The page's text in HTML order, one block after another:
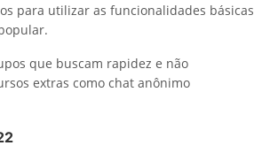
para utilizar as funcionalidades básicas
que buscam rapidez e não
extras como chat anônimo